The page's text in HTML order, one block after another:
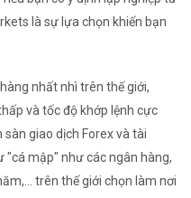
là sự lựa chọn khiến bạn
nhất nhì trên thế giới,
và tốc độ khớp lệnh cực
giao dịch Forex và tài
"cá mập" như các ngân hàng,
trên thế giới chọn làm nơi